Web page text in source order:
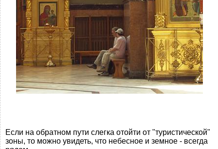
Если на обратном пути слегка отойти от "туристической"
зоны, то можно увидеть, что небесное и земное - всегда